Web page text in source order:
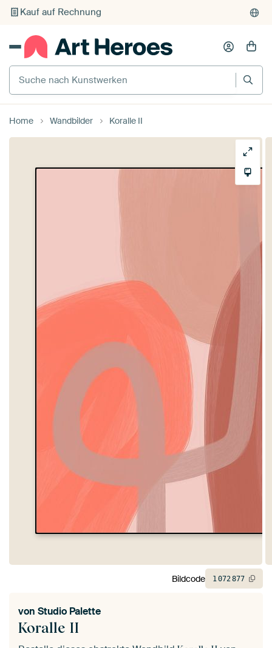
Individueller Druck auf Bestellung
Suche nach Kunstwerken
Home Wandbilder Koralle II
Koralle II
von Studio Palette
Bildcode 1072877